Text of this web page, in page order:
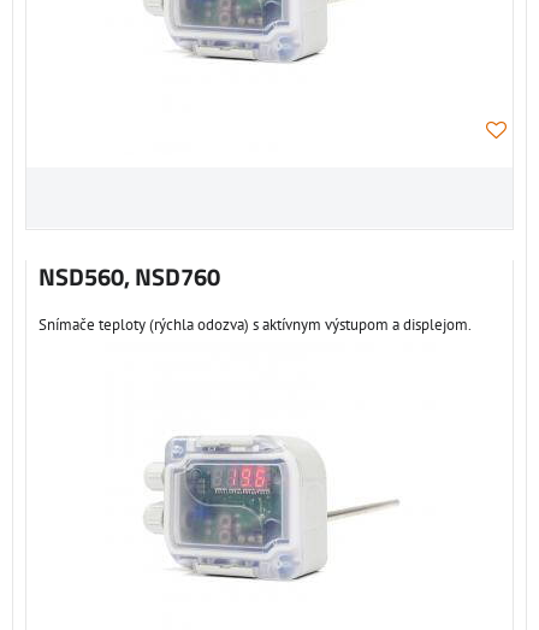
NSD560, NSD760
Snímače teploty (rýchla odozva) s aktívnym výstupom a displejom.